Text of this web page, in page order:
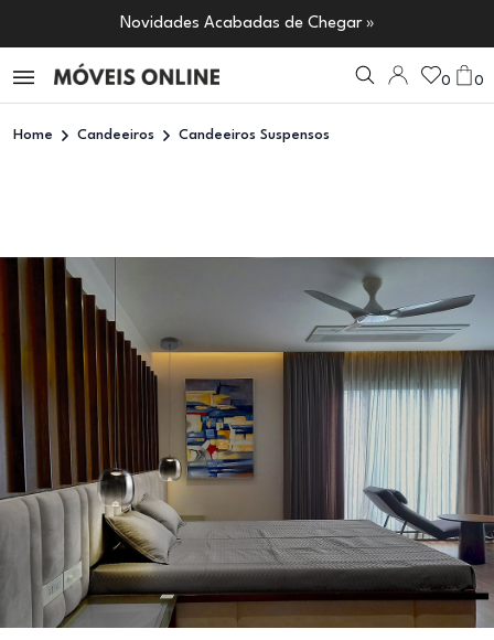
Novidades Acabadas de Chegar »
0 0
Home Candeeiros Candeeiros Suspensos